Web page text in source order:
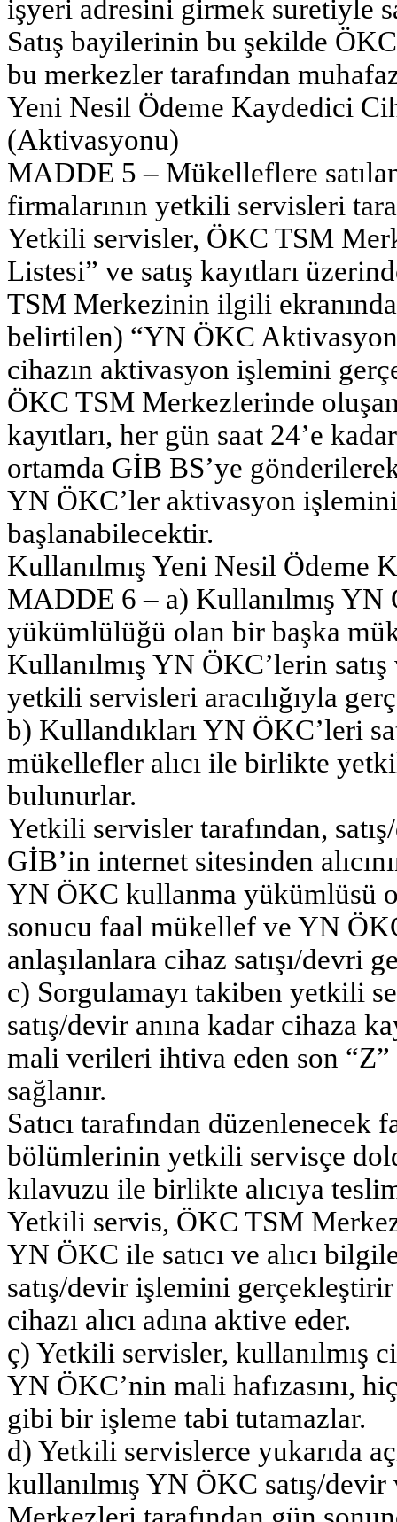
işyeri adresini girmek suretiyle
Satış bayilerinin bu şekilde
bu merkezler tarafından
Yeni Nesil Ödeme Kaydedici
(Aktivasyonu)
MADDE 5 – Mükelleflere
firmalarının yetkili servisleri
Yetkili servisler, ÖKC TSM
Listesi” ve satış kayıtları
TSM Merkezinin ilgili
belirtilen) “YN ÖKC
cihazın aktivasyon işlemini
ÖKC TSM Merkezlerinde
kayıtları, her gün saat 24’e
ortamda GİB BS’ye gönderilerek
YN ÖKC’ler aktivasyon
başlanabilecektir.
Kullanılmış Yeni Nesil Ödeme
MADDE 6 – a) Kullanılmış
yükümlülüğü olan bir başka
Kullanılmış YN ÖKC’lerin
yetkili servisleri aracılığıyla
b) Kullandıkları YN ÖKC’leri
mükellefler alıcı ile birlikte
bulunurlar.
Yetkili servisler tarafından,
GİB’in internet sitesinden
YN ÖKC kullanma yükümlüsü
sonucu faal mükellef ve YN
anlaşılanlara cihaz satışı/devri
c) Sorgulamayı takiben yetkili
satış/devir anına kadar cihaza
mali verileri ihtiva eden son
sağlanır.
Satıcı tarafından
bölümlerinin yetkili servisçe
kılavuzu ile birlikte alıcıya
Yetkili servis, ÖKC TSM
YN ÖKC ile satıcı ve alıcı
satış/devir işlemini gerçekleştirir
cihazı alıcı adına aktive eder.
ç) Yetkili servisler, kullanılmış
YN ÖKC’nin mali hafızasını,
gibi bir işleme tabi tutamazlar.
d) Yetkili servislerce yukarıda
kullanılmış YN ÖKC satış/